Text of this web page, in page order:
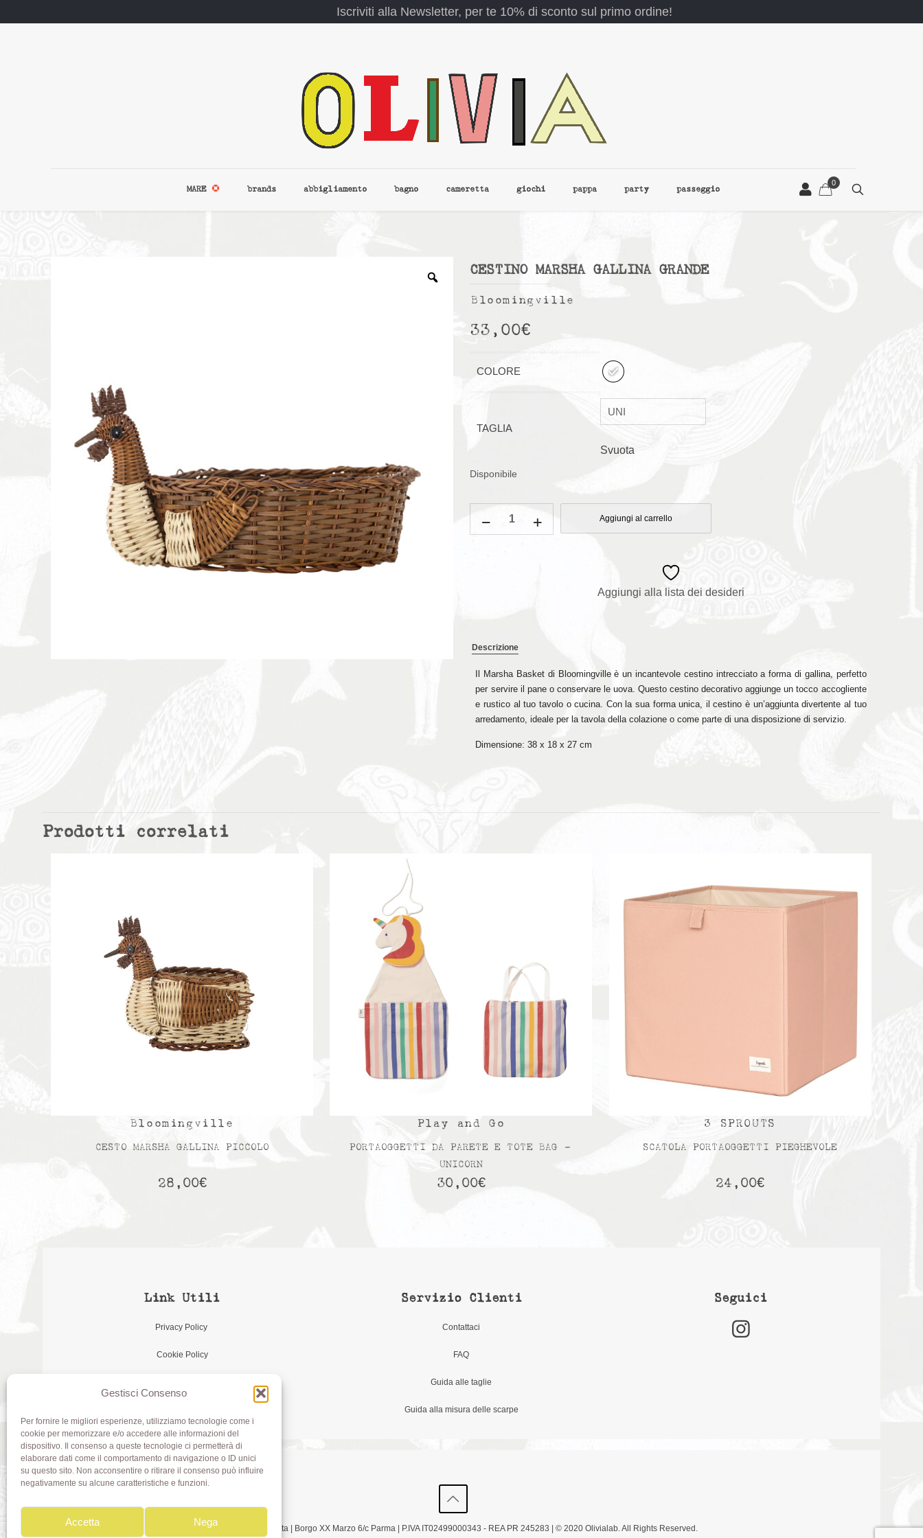
Gestisci Consenso
Per fornire le migliori esperienze, utilizziamo tecnologie come i
cookie per memorizzare e/o accedere alle informazioni del
dispositivo. Il consenso a queste tecnologie ci permetterà di
elaborare dati come il comportamento di navigazione o ID unici
su questo sito. Non acconsentire o ritirare il consenso può influire
negativamente su alcune caratteristiche e funzioni.
Accetta Nega
Iscriviti alla Newsletter, per te 10% di sconto sul primo ordine!
MARE brands abbigliamento bagno cameretta giochi pappa party passeggio
0
CESTINO MARSHA GALLINA GRANDE
Bloomingville
33,00€
COLORE
TAGLIA
Svuota
Disponibile
Aggiungi al carrello
Aggiungi alla lista dei desideri
Descrizione
Il Marsha Basket di Bloomingville è un incantevole cestino intrecciato a forma di gallina, perfetto
per servire il pane o conservare le uova. Questo cestino decorativo aggiunge un tocco accogliente
e rustico al tuo tavolo o cucina. Con la sua forma unica, il cestino è un’aggiunta divertente al tuo
arredamento, ideale per la tavola della colazione o come parte di una disposizione di servizio.
Dimensione: 38 x 18 x 27 cm
Prodotti correlati
Bloomingville
CESTO MARSHA GALLINA PICCOLO
28,00€
Play and Go
PORTAOGGETTI DA PARETE E TOTE BAG –
UNICORN
30,00€
3 SPROUTS
SCATOLA PORTAOGGETTI PIEGHEVOLE
24,00€
Link Utili
Privacy Policy
Cookie Policy
Servizio Clienti
Contattaci
FAQ
Guida alle taglie
Guida alla misura delle scarpe
Seguici
Olivia di Aimi Roberta | Borgo XX Marzo 6/c Parma | P.IVA IT02499000343 - REA PR 245283 | © 2020 Olivialab. All Rights Reserved.